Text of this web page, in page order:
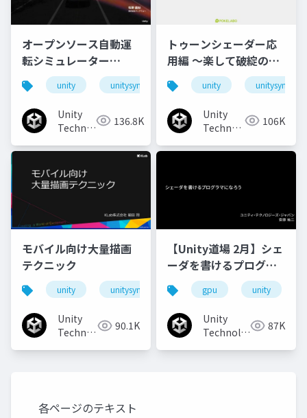
オープンソース自動運
転シミュレーター
「AWSIM」のご紹介と
実装事例
unity unitysync
Unity
Technologies136.8K
トゥーンシェーダー応
用編 ～楽して破綻のな
いアウトラインを目指
して～
unity unitysync
Unity
Technologies106K
モバイル向け大量描画
テクニック
unity unitysync
Unity
Technologies90.1K
【Unity道場 2月】シェ
ーダを書けるプログラ
マになろう
gpu unity
Unity
Technologies 87K
各ページのテキスト